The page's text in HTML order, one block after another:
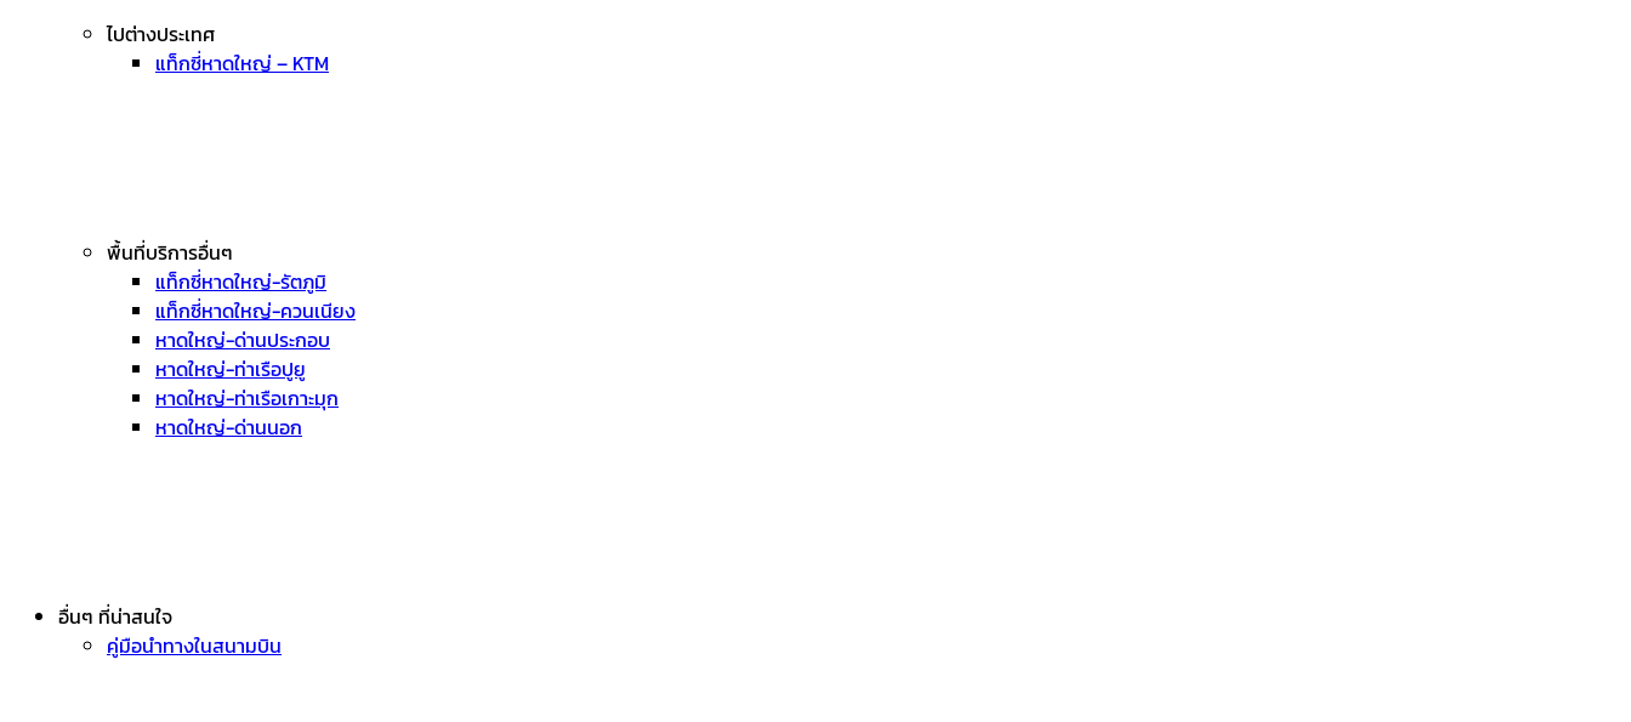
ไปต่างประเทศ
แท็กซี่หาดใหญ่ – KTM
พื้นที่บริการอื่นๆ
แท็กซี่หาดใหญ่-รัตภูมิ
แท็กซี่หาดใหญ่-ควนเนียง
หาดใหญ่-ด่านประกอบ
หาดใหญ่-ท่าเรือปูยู
หาดใหญ่-ท่าเรือเกาะมุก
หาดใหญ่-ด่านนอก
อื่นๆ ที่น่าสนใจ
คู่มือนำทางในสนามบิน